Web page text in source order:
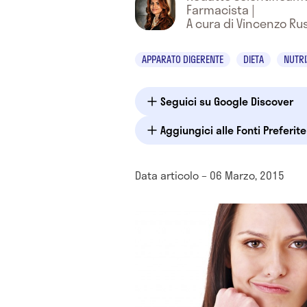
Farmacista |
A cura di Vincenzo
APPARATO DIGERENTE DIETA
Seguici su Google Discover
Aggiungici alle Fonti
Data articolo – 06 Marzo, 2015